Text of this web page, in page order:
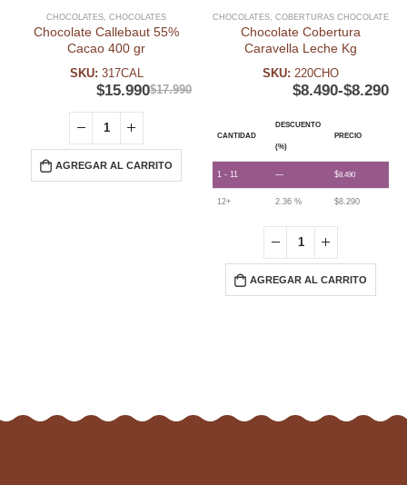
CHOCOLATES, CHOCOLATES
Chocolate Callebaut 55%
Cacao 400 gr
SKU: 317CAL
$17.990
$15.990
AGREGAR AL CARRITO
CHOCOLATES, COBERTURAS CHOCOLATE
Chocolate Cobertura
Caravella Leche Kg
SKU: 220CHO
$8.290
-
$8.490
CANTIDAD
DESCUENTO
(%)
PRECIO
1 - 11 — $8.490
12+ 2.36 % $8.290
AGREGAR AL CARRITO